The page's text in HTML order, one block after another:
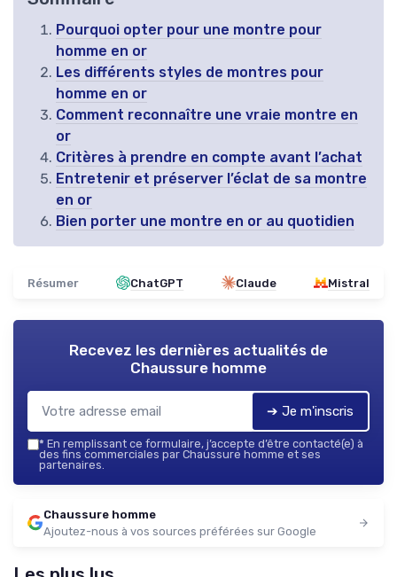
Pourquoi opter pour une montre pour
homme en or
Les différents styles de montres pour
homme en or
Comment reconnaître une vraie montre en
or
Critères à prendre en compte avant l’achat
Entretenir et préserver l’éclat de sa montre
en or
Bien porter une montre en or au quotidien
Résumer ChatGPT Claude Mistral
Recevez les dernières actualités de
Chaussure homme
➔ Je m'inscris
* En remplissant ce formulaire, j’accepte d’être contacté(e) à
des fins commerciales par Chaussure homme et ses
partenaires.
Chaussure homme
Ajoutez-nous à vos sources préférées sur Google